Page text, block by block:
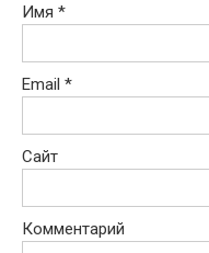
Имя *
Email *
Сайт
Комментарий